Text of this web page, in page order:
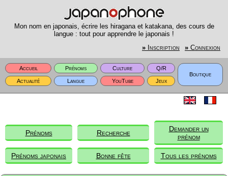
Mon nom en japonais, écrire les hiragana et katakana, des cours de
langue : tout pour apprendre le japonais !
» Inscription » Connexion
Accueil Prénoms Culture
Q/R
Boutique
Actualité
Langue YouTube Jeux
Prénoms Recherche
Demander un
prénom
Prénoms japonais Bonne fête Tous les prénoms